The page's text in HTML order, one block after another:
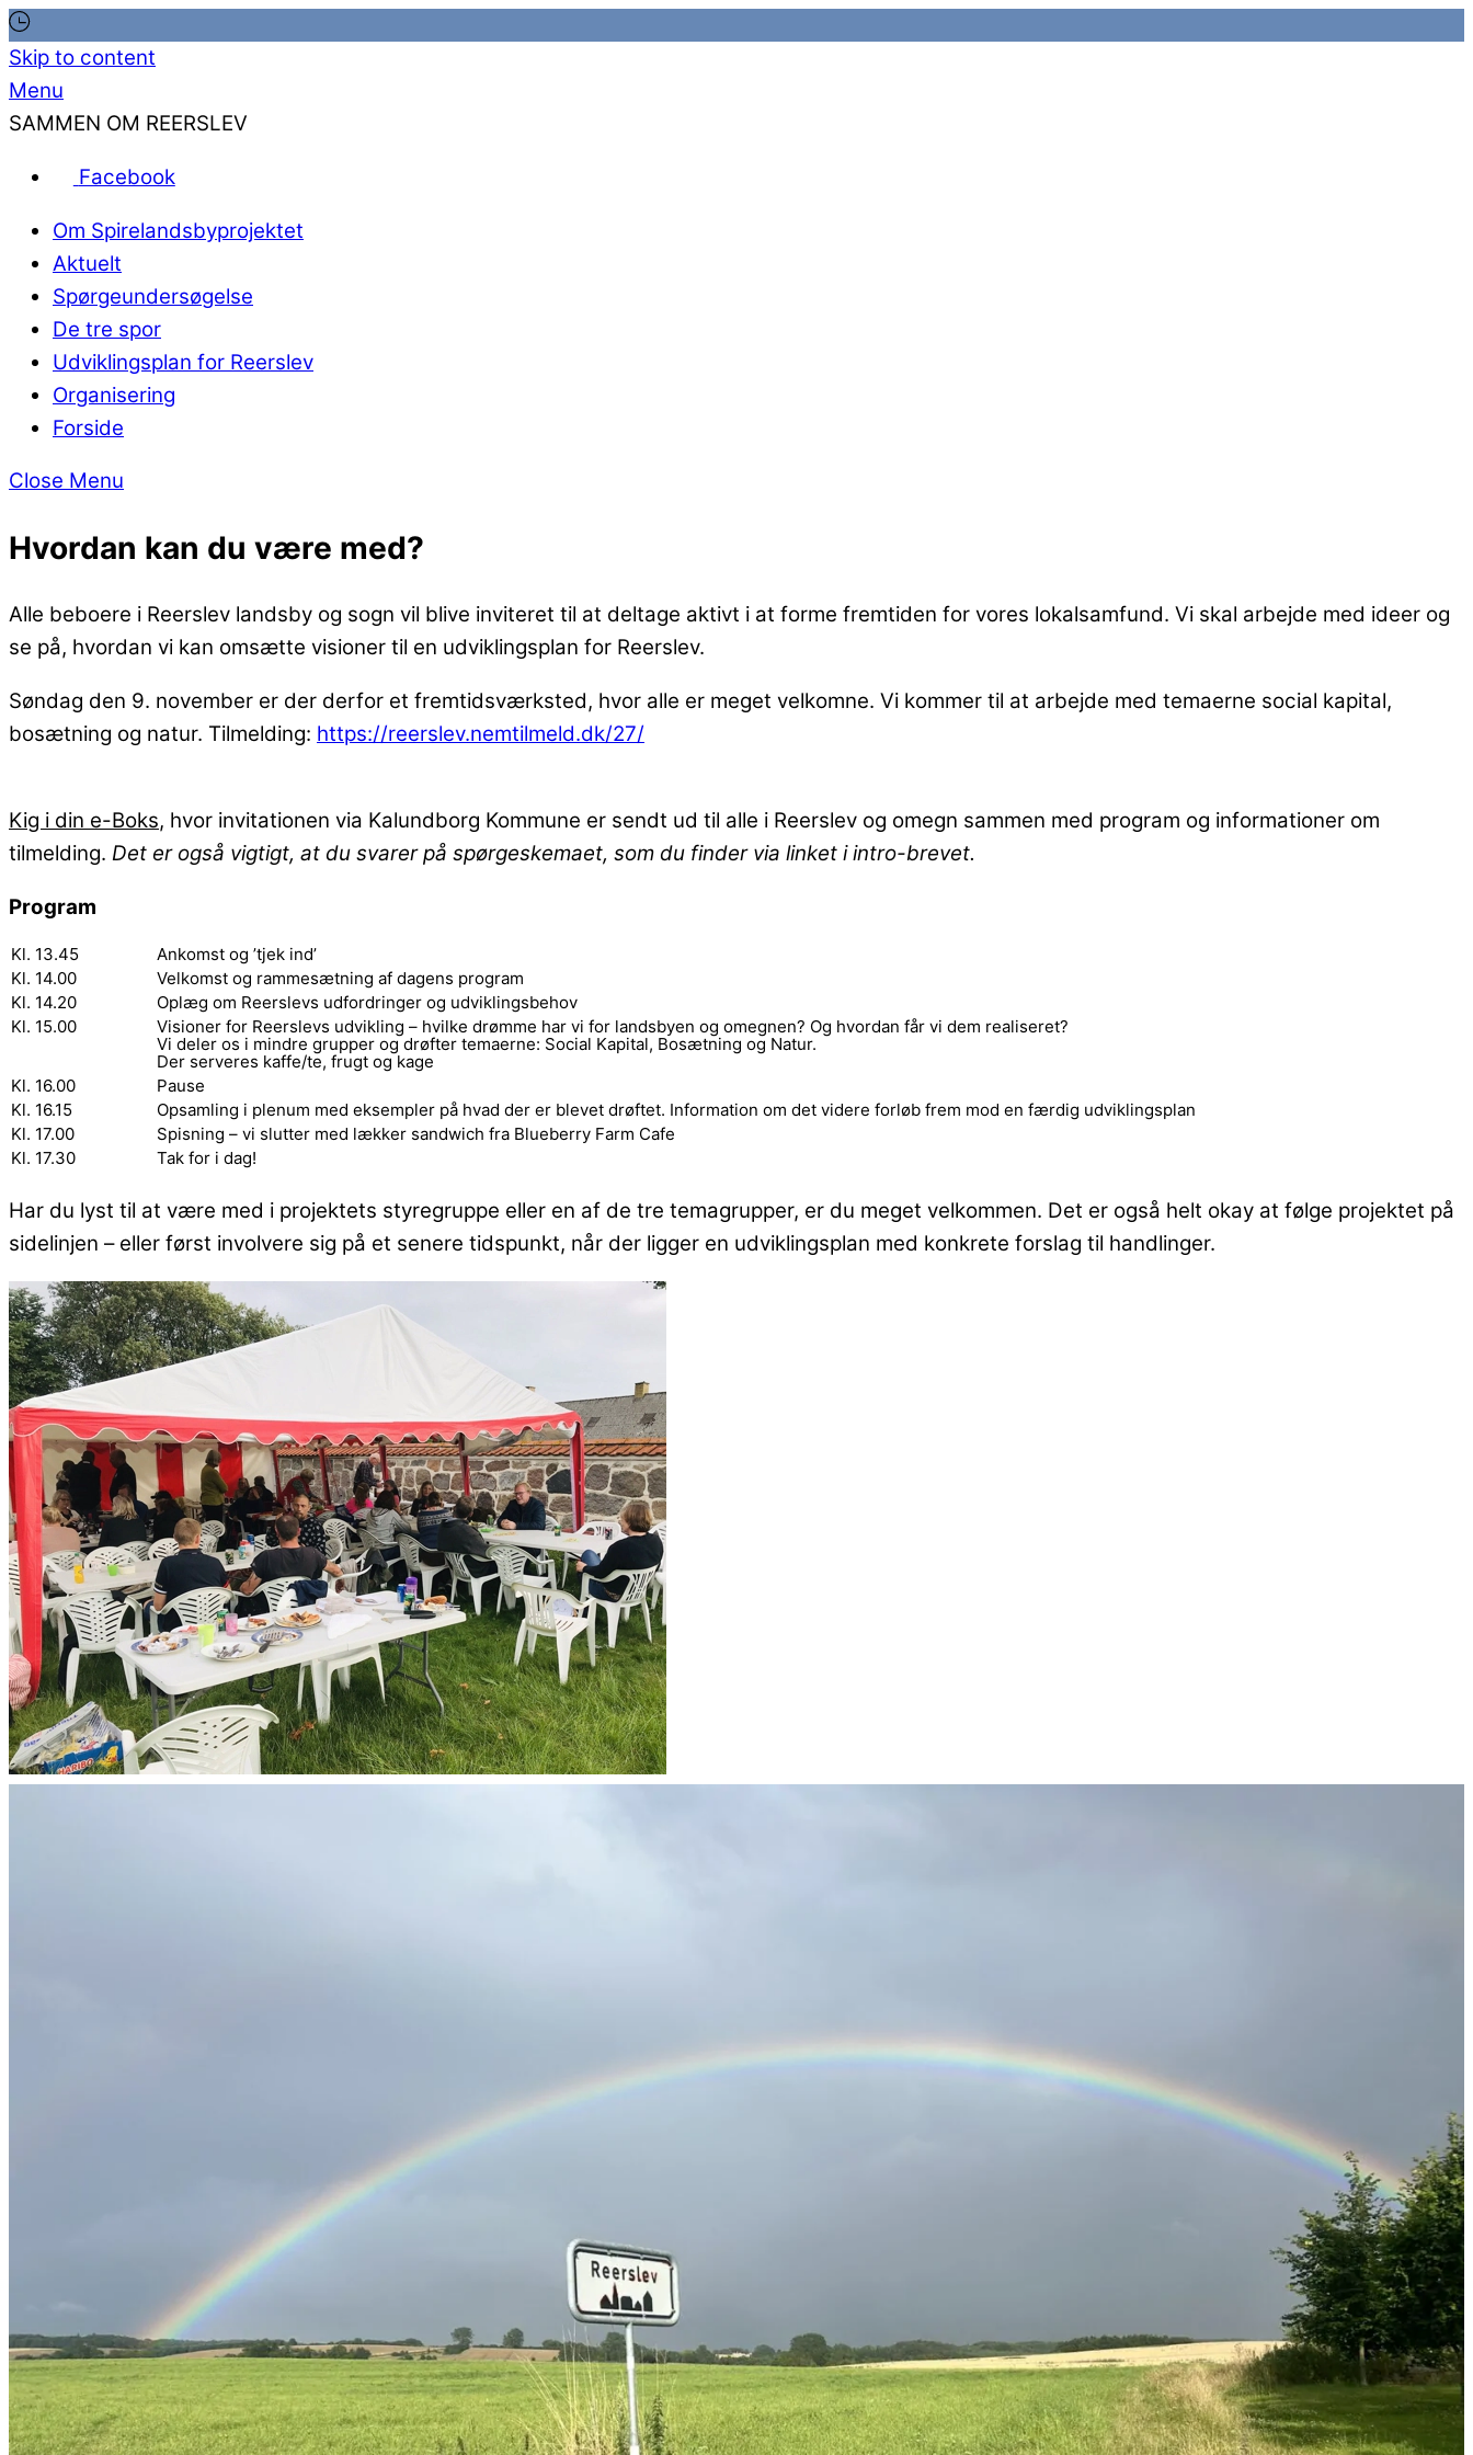
Skip to content
Menu
SAMMEN OM REERSLEV
Facebook
Om Spirelandsbyprojektet
Aktuelt
Spørgeundersøgelse
De tre spor
Udviklingsplan for Reerslev
Organisering
Forside
Close Menu
Hvordan kan du være med?
Alle beboere i Reerslev landsby og sogn vil blive inviteret til at deltage aktivt i at forme fremtiden for vores lokalsamfund. Vi skal arbejde med ideer og
se på, hvordan vi kan omsætte visioner til en udviklingsplan for Reerslev.
Søndag den 9. november er der derfor et fremtidsværksted, hvor alle er meget velkomne. Vi kommer til at arbejde med temaerne social kapital,
bosætning og natur. Tilmelding: https://reerslev.nemtilmeld.dk/27/
Kig i din e-Boks, hvor invitationen via Kalundborg Kommune er sendt ud til alle i Reerslev og omegn sammen med program og informationer om
tilmelding. Det er også vigtigt, at du svarer på spørgeskemaet, som du finder via linket i intro-brevet.
Program
Kl. 13.45
Ankomst og ’tjek ind’
Kl. 14.00
Velkomst og rammesætning af dagens program
Kl. 14.20
Oplæg om Reerslevs udfordringer og udviklingsbehov
Kl. 15.00
Visioner for Reerslevs udvikling – hvilke drømme har vi for landsbyen og omegnen? Og hvordan får vi dem realiseret?
Vi deler os i mindre grupper og drøfter temaerne: Social Kapital, Bosætning og Natur.
Der serveres kaffe/te, frugt og kage
Kl. 16.00
Pause
Kl. 16.15
Opsamling i plenum med eksempler på hvad der er blevet drøftet. Information om det videre forløb frem mod en færdig udviklingsplan
Kl. 17.00
Spisning – vi slutter med lækker sandwich fra Blueberry Farm Cafe
Kl. 17.30
Tak for i dag!
Har du lyst til at være med i projektets styregruppe eller en af de tre temagrupper, er du meget velkommen. Det er også helt okay at følge projektet på
sidelinjen – eller først involvere sig på et senere tidspunkt, når der ligger en udviklingsplan med konkrete forslag til handlinger.